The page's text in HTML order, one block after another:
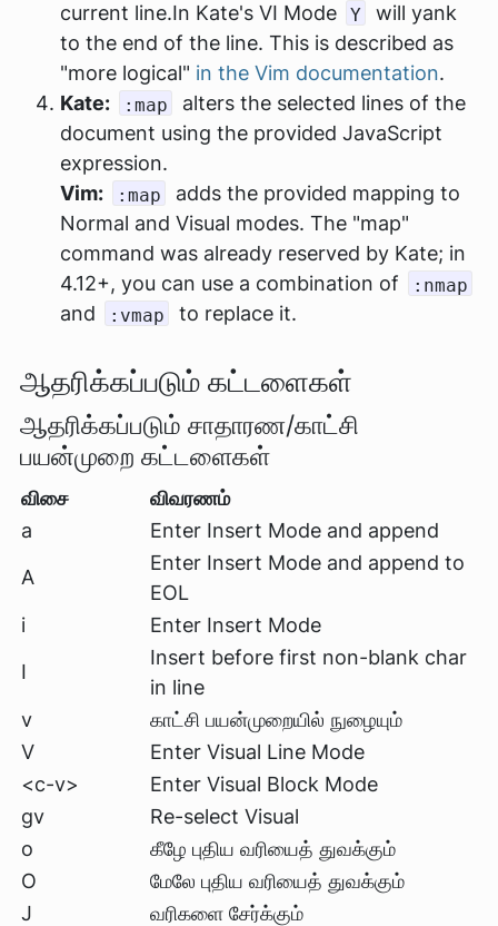
current line.In Kate's VI Mode
Y
will yank
to the end of the line. This is described as
"more logical" in the Vim documentation.
Kate:
:map
alters the selected lines of the
document using the provided JavaScript
expression.
Vim:
:map
adds the provided mapping to
Normal and Visual modes. The "map"
command was already reserved by Kate; in
4.12+, you can use a combination of
:nmap
and :vmap to replace it.
ஆதரிக்கப்படும் கட்டளைகள்
ஆதரிக்கப்படும் சாதாரண/காட்சி
பயன்முறை கட்டளைகள்
விசை
விவரணம்
a
Enter Insert Mode and append
A
Enter Insert Mode and append to
EOL
i
Enter Insert Mode
I
Insert before first non-blank char
in line
v
காட்சி பயன்முறையில் நுழையும்
V
Enter Visual Line Mode
<c-v>
Enter Visual Block Mode
gv
Re-select Visual
o
கீழே புதிய வரியைத் துவக்கும்
O
மேலே புதிய வரியைத் துவக்கும்
J
வரிகளை சேர்க்கும்